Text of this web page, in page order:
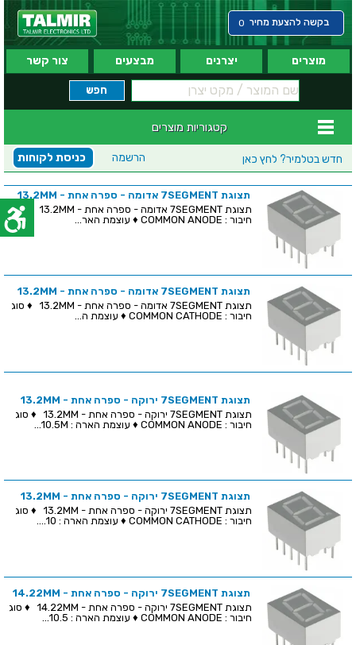
בקשה להצעת מחיר 0
מוצרים יצרנים מבצעים צור קשר
קטגוריות מוצרים
חדש בטלמיר? לחץ כאן כניסת לקוחות הרשמה
תצוגת 7SEGMENT אדומה - ספרה אחת - 13.2MM
תצוגת 7SEGMENT אדומה - ספרה אחת - 13.2MM ♦ סוג
חיבור : COMMON ANODE ♦ עוצמת האר...
תצוגת 7SEGMENT אדומה - ספרה אחת - 13.2MM
תצוגת 7SEGMENT אדומה - ספרה אחת - 13.2MM ♦ סוג
חיבור : COMMON CATHODE ♦ עוצמת ה...
תצוגת 7SEGMENT ירוקה - ספרה אחת - 13.2MM
תצוגת 7SEGMENT ירוקה - ספרה אחת - 13.2MM ♦ סוג
חיבור : COMMON ANODE ♦ עוצמת הארה : 10.5M...
תצוגת 7SEGMENT ירוקה - ספרה אחת - 13.2MM
תצוגת 7SEGMENT ירוקה - ספרה אחת - 13.2MM ♦ סוג
חיבור : COMMON CATHODE ♦ עוצמת הארה : 10....
תצוגת 7SEGMENT ירוקה - ספרה אחת - 14.22MM
תצוגת 7SEGMENT ירוקה - ספרה אחת - 14.22MM ♦ סוג
חיבור : COMMON ANODE ♦ עוצמת הארה : 10.5...